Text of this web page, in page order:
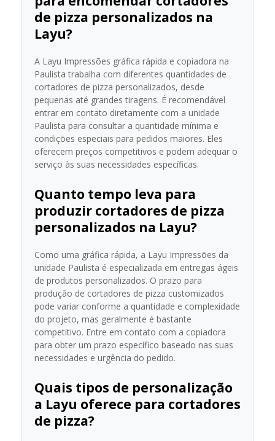
de pizza personalizados na
Layu?
A Layu Impressões gráfica rápida e copiadora na
Paulista trabalha com diferentes quantidades de
cortadores de pizza personalizados, desde
pequenas até grandes tiragens. É recomendável
entrar em contato diretamente com a unidade
Paulista para consultar a quantidade mínima e
condições especiais para pedidos maiores. Eles
oferecem preços competitivos e podem adequar o
serviço às suas necessidades específicas.
Quanto tempo leva para
produzir cortadores de pizza
personalizados na Layu?
Como uma gráfica rápida, a Layu Impressões da
unidade Paulista é especializada em entregas ágeis
de produtos personalizados. O prazo para
produção de cortadores de pizza customizados
pode variar conforme a quantidade e complexidade
do projeto, mas geralmente é bastante
competitivo. Entre em contato com a copiadora
para obter um prazo específico baseado nas suas
necessidades e urgência do pedido.
Quais tipos de personalização
a Layu oferece para cortadores
de pizza?